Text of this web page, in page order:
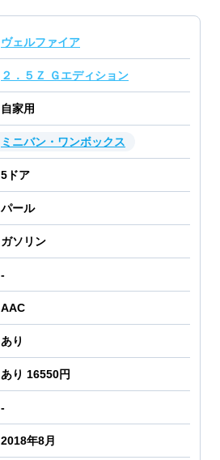
ヴェルファイア
２．５Ｚ Ｇエディション
自家用
ミニバン・ワンボックス
5 ドア
パール
ガソリン
-
AAC
あり
あり 16550円
-
2018年8月